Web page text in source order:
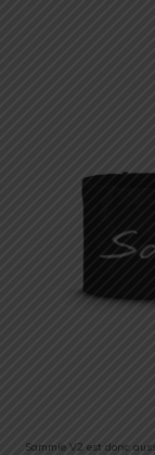
Sammie V2 est donc